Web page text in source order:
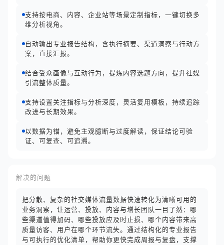
支持按电商、内容、企业站等场景定制指标，一键切换多
维分析视角。
自动输出专业报告结构，含执行摘要、渠道洞察与行动方
案，直接汇报。
结合受众画像与互动行为，提炼内容选题方向，提升社媒
引流整体质量。
支持设置关注指标与分析深度，灵活复用模板，持续追踪
改进与长期效果。
以数据为锚，避免主观臆断与过度解读，保证结论可验
证、可复查、可追溯。
解决的问题
把分散、复杂的社交媒体流量数据快速转化为清晰可用的
业务洞察，让运营、投放、内容与增长团队一目了然：哪
些渠道值得加码、哪些投放应及时止损、哪个内容带来高
质量访客、用户在哪个环节流失。通过结构化的专业报告
与可执行的优化清单，帮助你更快完成周报与复盘，支撑